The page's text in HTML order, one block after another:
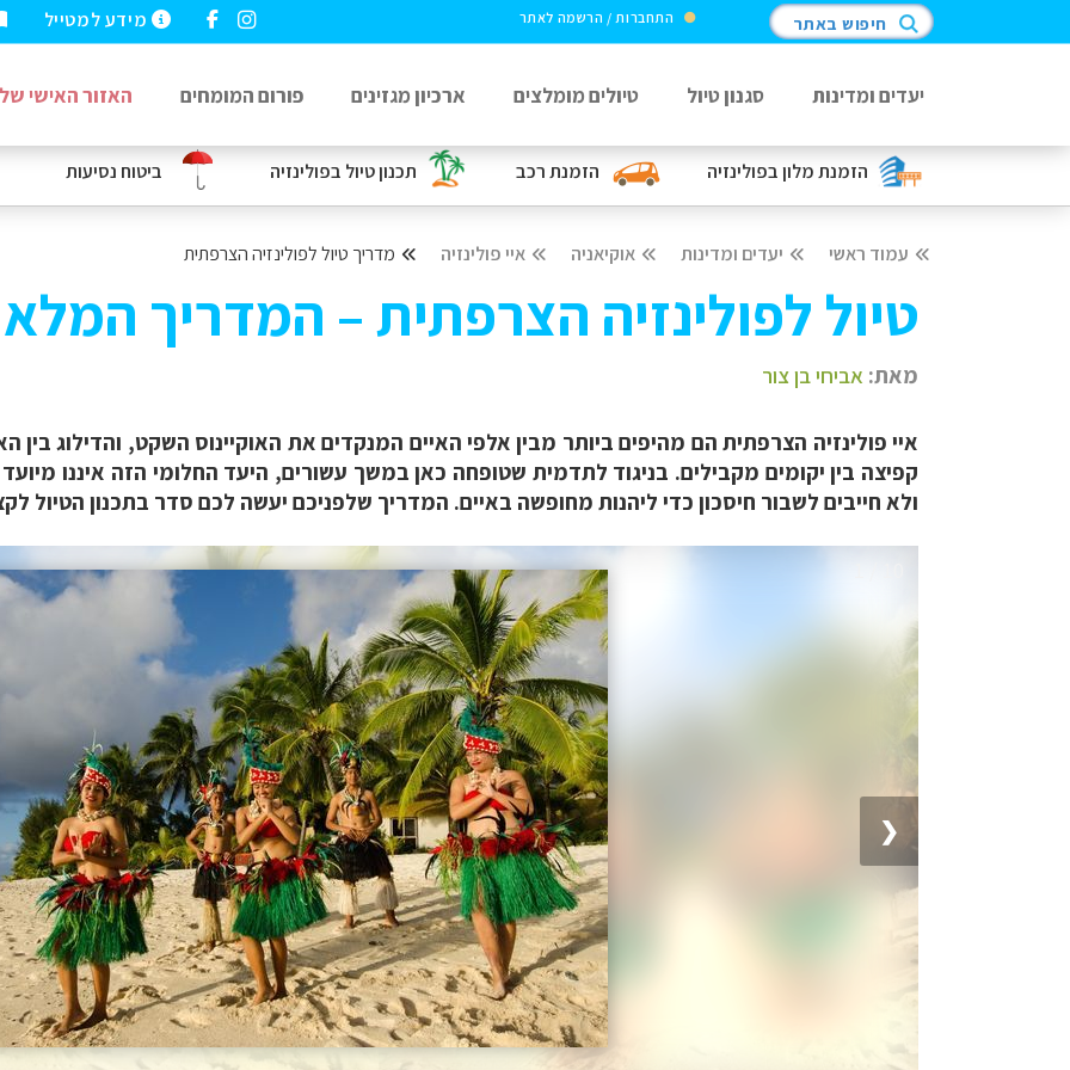
הזמנת מלוןבפולינזיה הזמנת רכב תכנון טיול בפולינזיה ביטוח נסיעות
מידע למטייל התחברות / הרשמה לאתר חיפוש באתר
יעדים ומדינות סגנון טיול טיולים מומלצים ארכיון מגזינים פורום המומחים האזור האישי
עמוד ראשי יעדים ומדינות אוקיאניה איי פולינזיה מדריך טיול לפולינזיה הצרפתית
טיול לפולינזיה הצרפתית – המדריך המלא
מאת: אביחי בן צור
איי פולינזיה הצרפתית הם מהיפים ביותר מבין אלפי האיים המנקדים את האוקיינוס השקט, והדילוג בין
קפיצה בין יקומים מקבילים. בניגוד לתדמית שטופחה כאן במשך עשורים, היעד החלומי הזה איננו מיועד
ולא חייבים לשבור חיסכון כדי ליהנות מחופשה באיים. המדריך שלפניכם יעשה לכם סדר בתכנון הטיול
❮